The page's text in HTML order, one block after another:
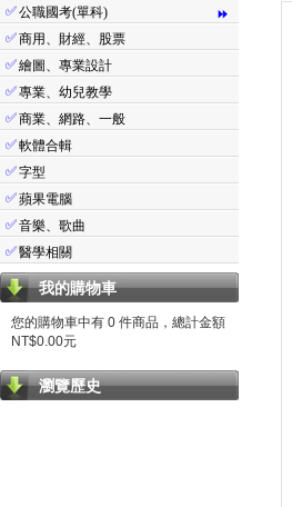
⏩
✅公職國考(單科)
✅商用、財經、股票
✅繪圖、專業設計
✅專業、幼兒教學
✅商業、網路、一般
✅軟體合輯
✅字型
✅蘋果電腦
✅音樂、歌曲
✅醫學相關
我的購物車
您的購物車中有 0 件商品，總計金額
NT$0.00元
瀏覽歷史